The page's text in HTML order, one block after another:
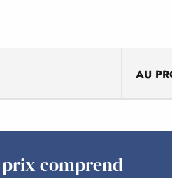
AU
comprend